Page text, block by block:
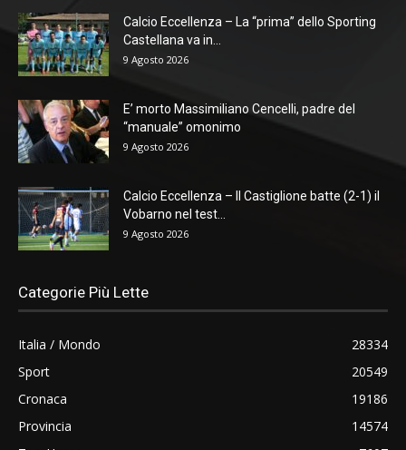
Calcio Eccellenza – La “prima” dello Sporting
Castellana va in...
9 Agosto 2026
E’ morto Massimiliano Cencelli, padre del
“manuale” omonimo
9 Agosto 2026
Calcio Eccellenza – Il Castiglione batte (2-1) il
Vobarno nel test...
9 Agosto 2026
Categorie Più Lette
Italia / Mondo
28334
Sport
20549
Cronaca
19186
Provincia
14574